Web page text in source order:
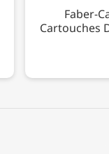
Faber-
Cartouches